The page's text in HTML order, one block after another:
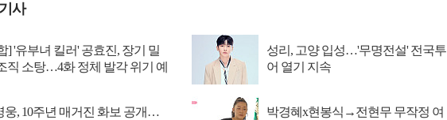
사
] '유부녀 킬러' 공효진, 장기 밀
직 소탕…4화 정체 발각 위기 예
성리, 고양 입성…'무명전설' 전국투
어 열기 지속
웅, 10주년 매거진 화보 공개…
박경혜x현봉식→전현무 무작정 여